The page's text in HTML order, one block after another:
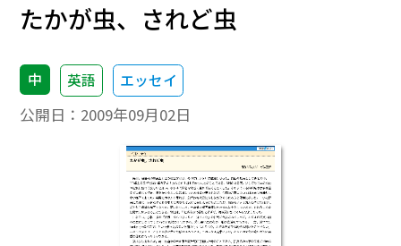
たかが虫、されど虫
中 英語 エッセイ
公開日： 2009年09月02日